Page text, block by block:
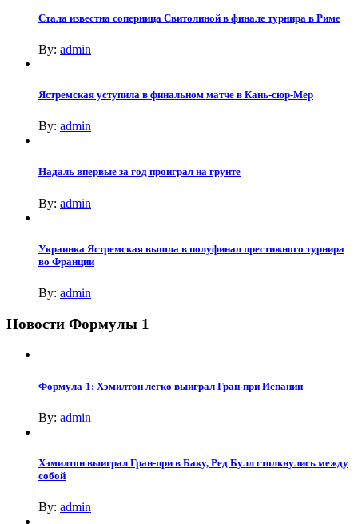
Стала известна соперница Свитолиной в финале турнира в Риме
By: admin
Ястремская уступила в финальном матче в Кань-сюр-Мер
By: admin
Надаль впервые за год проиграл на грунте
By: admin
Украинка Ястремская вышла в полуфинал престижного турнира
во Франции
By: admin
Новости Формулы 1
Формула-1: Хэмилтон легко выиграл Гран-при Испании
By: admin
Хэмилтон выиграл Гран-при в Баку, Ред Булл столкнулись между
собой
By: admin